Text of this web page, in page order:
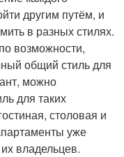
другим путём, и
в разных стилях.
возможности,
общий стиль для
можно
для таких
столовая и
уже
владельцев.